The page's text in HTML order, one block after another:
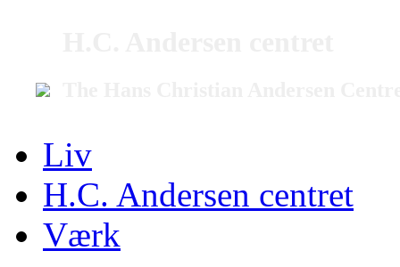
Liv
H.C. Andersen centret
Værk